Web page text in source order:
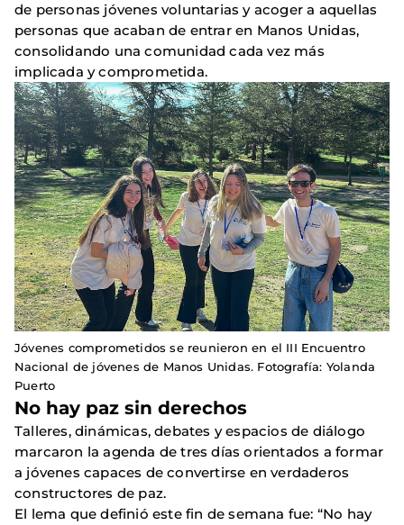
de personas jóvenes voluntarias y acoger a aquellas
personas que acaban de entrar en Manos Unidas,
consolidando una comunidad cada vez más
implicada y comprometida.
Jóvenes comprometidos se reunieron en el III Encuentro
Nacional de jóvenes de Manos Unidas. Fotografía: Yolanda
Puerto
No hay paz sin derechos
Talleres, dinámicas, debates y espacios de diálogo
marcaron la agenda de tres días orientados a formar
a jóvenes capaces de convertirse en verdaderos
constructores de paz.
El lema que definió este fin de semana fue: “No hay